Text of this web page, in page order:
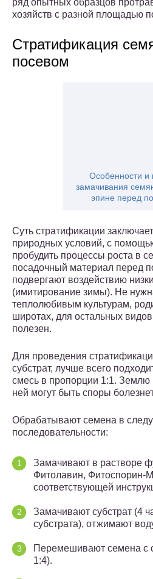
ряд опытных образцов
хозяйств с разной площадью
Стратификация
посевом
Особенности и
замачивания
эпине перед
Суть стратификации
природных условий, с
пробудить процессы роста в
посадочный материал перед
подвергают воздействию
(имитирование зимы). Не
теплолюбивым культурам,
широтах, для остальных
полезен.
Для проведения
субстрат, лучше всего
смесь в пропорции 1:1. Землю
ней могут быть споры
Обрабатывают семена в
последовательности:
Замачивают в растворе
Фитолавин, Фитоспорин-М
соответствующей
Замачивают субстрат (4
субстрата), отжимают
Перемешивают семена с
1:4).